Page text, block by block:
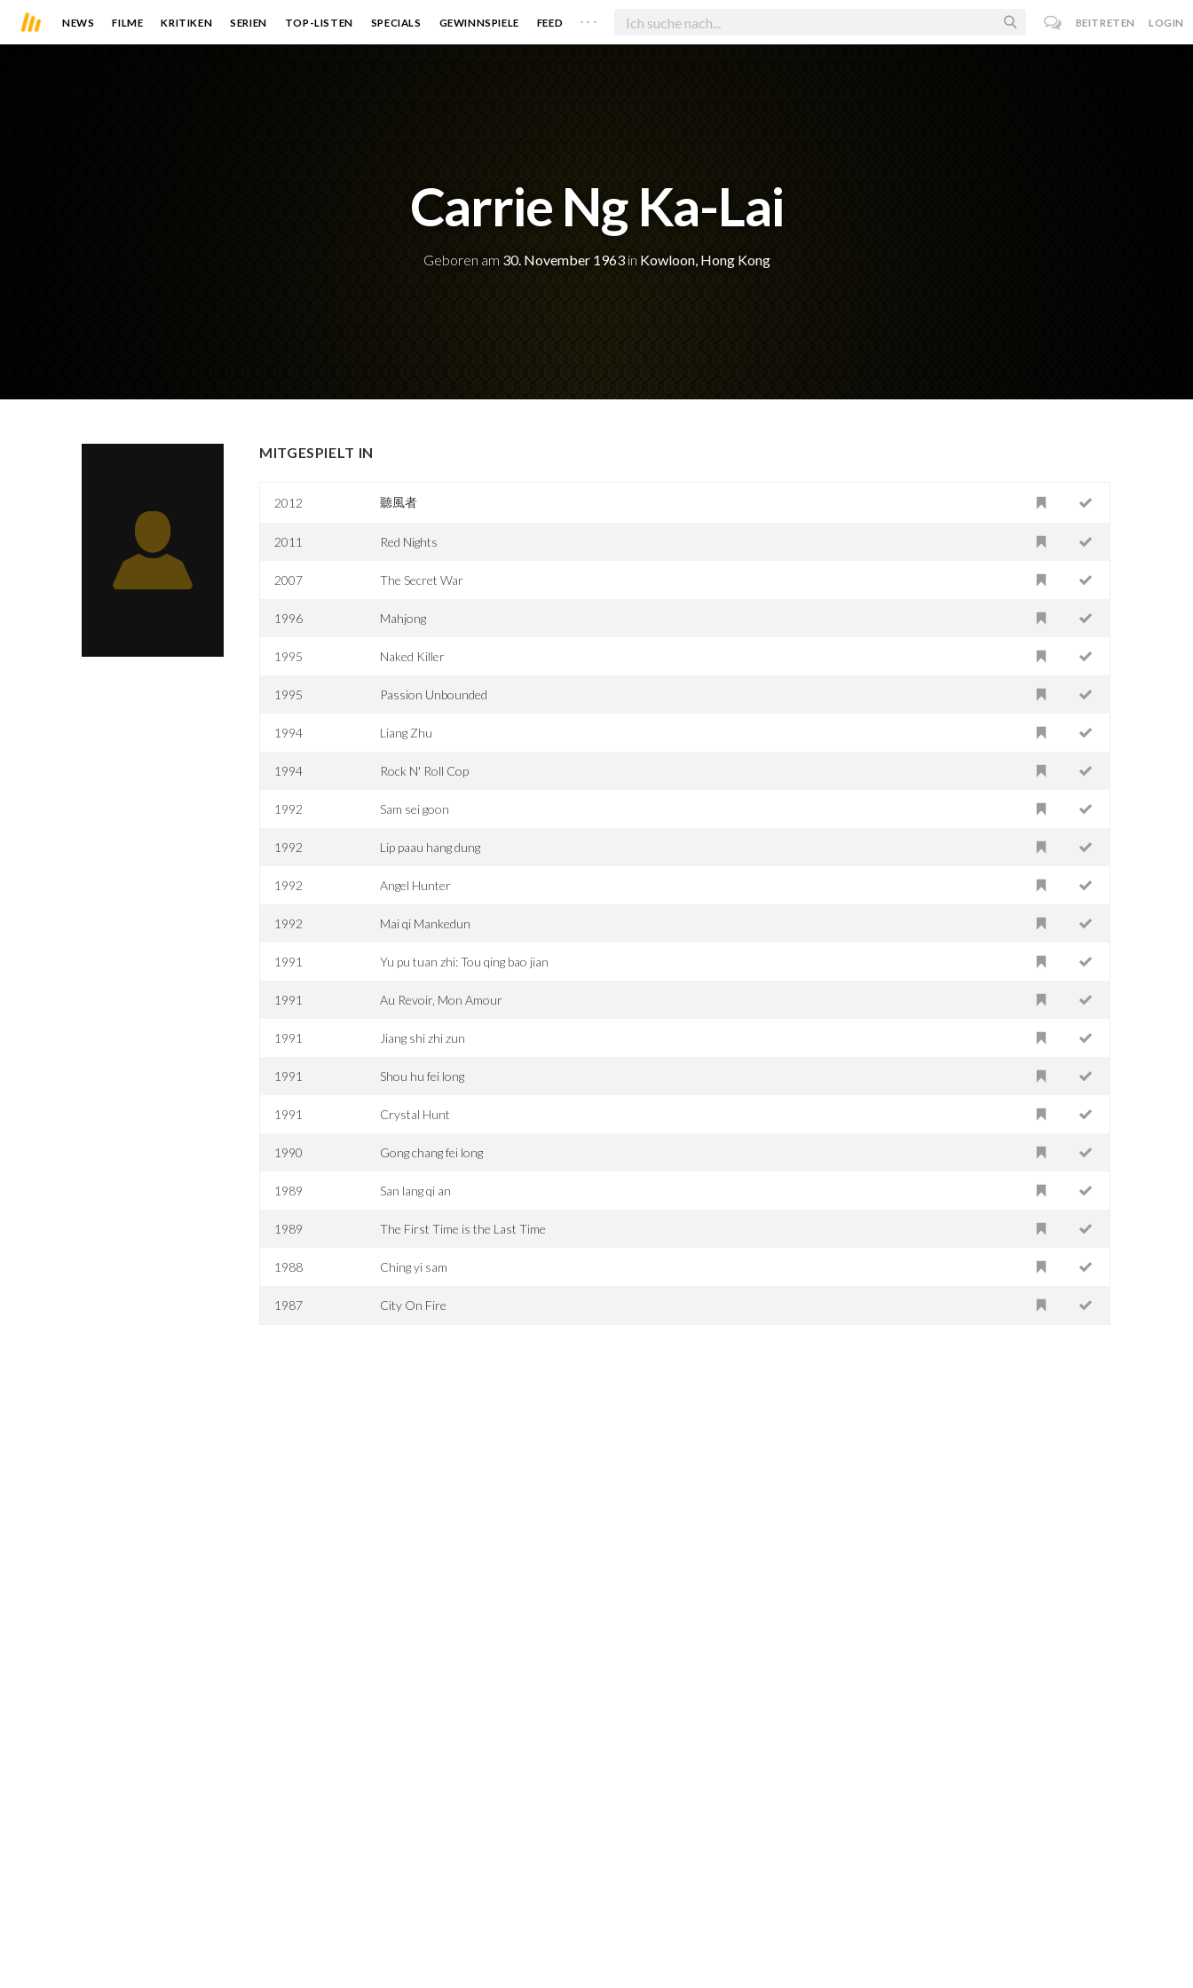
NEWS FILME KRITIKEN SERIEN TOP-LISTEN SPECIALS GEWINNSPIELE FEED . . . BEITRETEN LOGIN
Carrie Ng Ka-Lai
Geboren am 30. November 1963in Kowloon, Hong Kong
MITGESPIELT IN
2012 聽風者
2011 Red Nights
2007 The Secret War
1996 Mahjong
1995 Naked Killer
1995 Passion Unbounded
1994 Liang Zhu
1994 Rock N' Roll Cop
1992 Sam sei goon
1992 Lip paau hang dung
1992 Angel Hunter
1992 Mai qi Mankedun
1991 Yu pu tuan zhi: Tou qing bao jian
1991 Au Revoir, Mon Amour
1991 Jiang shi zhi zun
1991 Shou hu fei long
1991 Crystal Hunt
1990 Gong chang fei long
1989 San lang qi an
1989 The First Time is the Last Time
1988 Ching yi sam
1987 City On Fire